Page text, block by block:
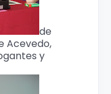
de
Acevedo,
y